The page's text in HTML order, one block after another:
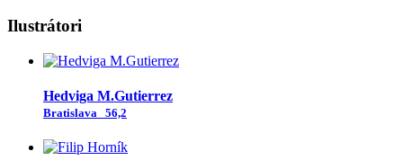
Ilustrátori
Hedviga M.Gutierrez
Bratislava 56,2